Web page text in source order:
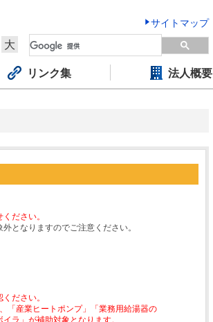
サイトマップ
大
リンク集 法人概要
ださい。
となりますのでご注意ください。
ださい。
「産業ヒートポンプ」「業務用給湯器の
ラ」が補助対象となります。